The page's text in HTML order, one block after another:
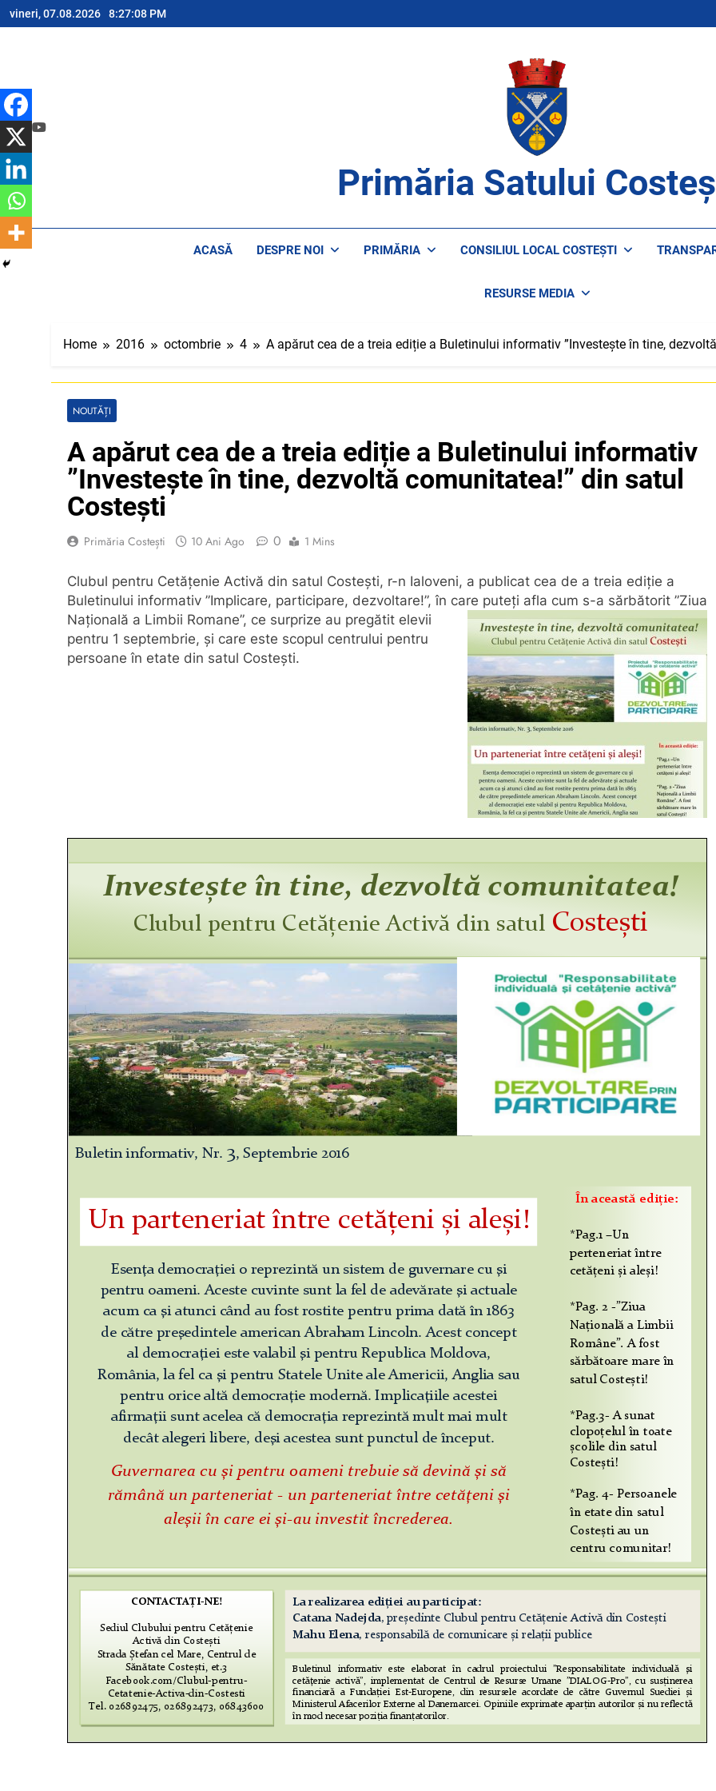
Skip
to
vineri, 07.08.2026 8:27:08 PM
Primăria Satului
ACASĂ DESPRE NOI PRIMĂRIA CONSILIUL LOCAL COSTEȘTI
RESURSE MEDIA
Home 2016 octombrie 4 A apărut cea de a treia ediție a Buletinului informativ ”Investește în tine,
NOUTĂȚI
A apărut cea de a treia ediție a Buletinului informativ
”Investește în tine, dezvoltă comunitatea!” din satul
Costești
Primăria Costești 10 Ani Ago 0 1 Mins
Clubul pentru Cetățenie Activă din satul Costești, r-n Ialoveni, a publicat cea de a treia ediție a
Buletinului informativ ”Implicare, participare, dezvoltare!”, în care puteți afla cum s-a sărbătorit ”Ziua
Națională a Limbii Romane”, ce surprize au pregătit elevii
pentru 1 septembrie, și care este scopul centrului pentru
persoane în etate din satul Costești.